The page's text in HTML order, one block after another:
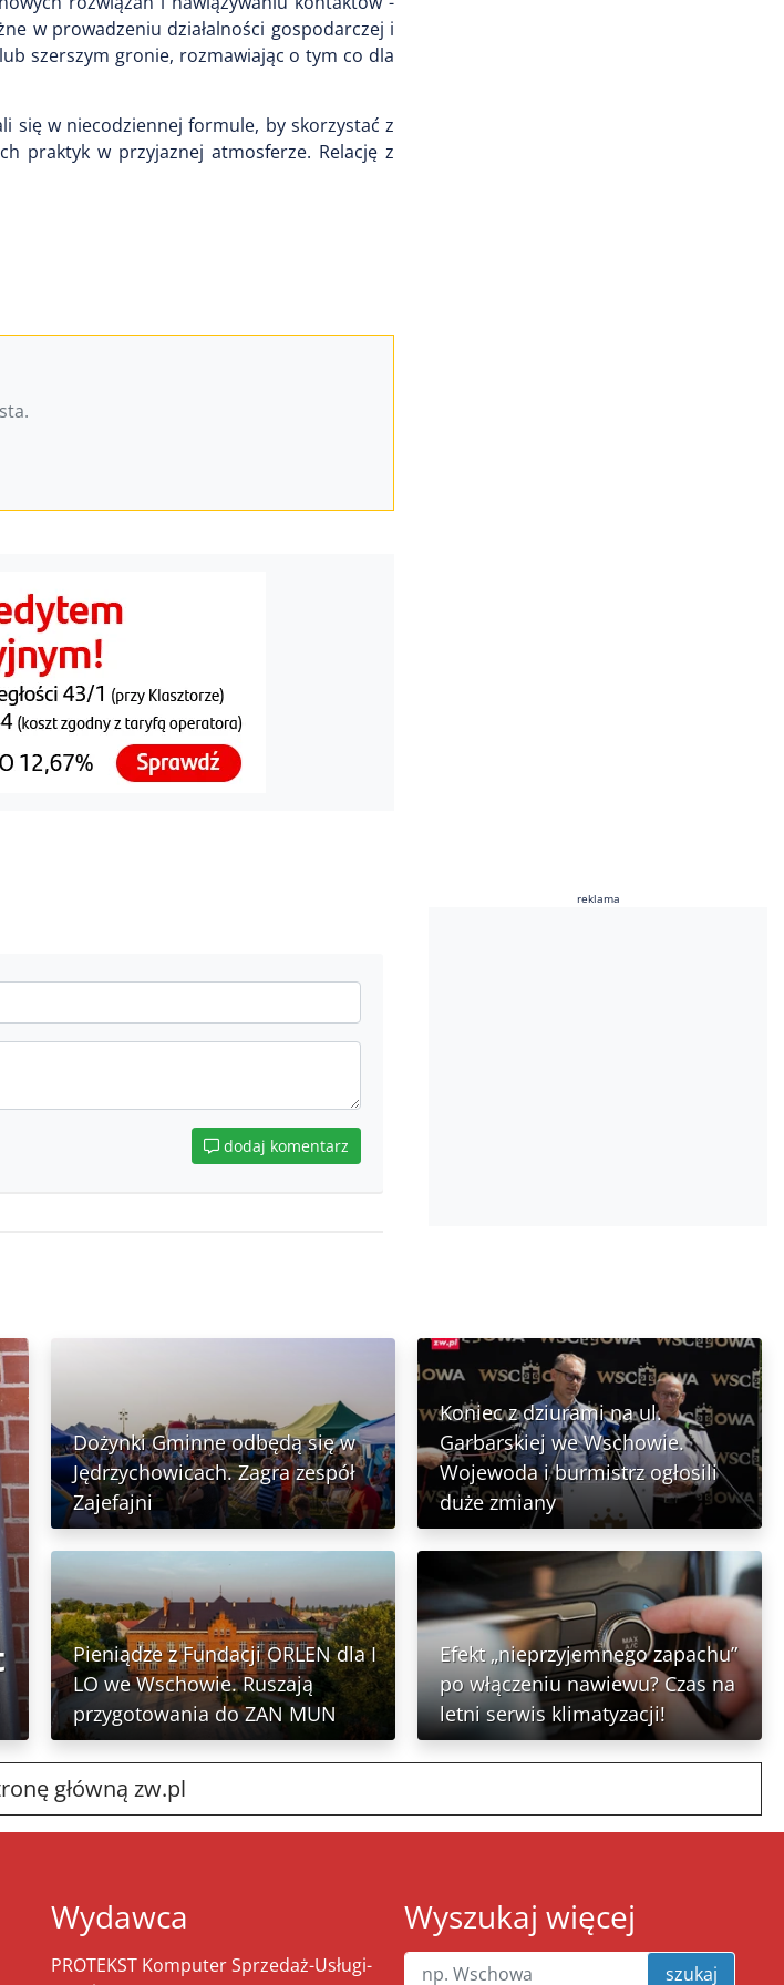
w prowadzeniu działalności gospodarczej i
szerszym gronie, rozmawiając o tym co dla
się w niecodziennej formule, by skorzystać z
praktyk w przyjaznej atmosferze. Relację z
dodaj komentarz
reklama
Dożynki Gminne odbędą się w
Jędrzychowicach. Zagra zespół
Zajefajni
Koniec z dziurami na ul.
Garbarskiej we Wschowie.
Wojewoda i burmistrz ogłosili
duże zmiany
Pieniądze z Fundacji ORLEN dla I
LO we Wschowie. Ruszają
przygotowania do ZAN MUN
Efekt „nieprzyjemnego zapachu”
po włączeniu nawiewu? Czas na
letni serwis klimatyzacji!
główną zw.pl
Wydawca
PROTEKST Komputer Sprzedaż-Usługi-
Wyszukaj więcej
szukaj